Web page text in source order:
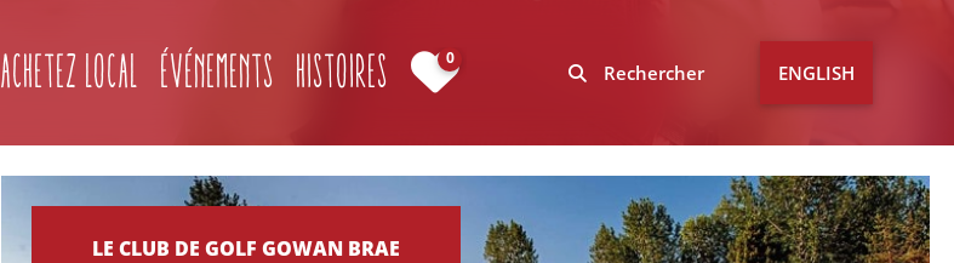
(current)
Achetez local Événements Histoires 0
Rechercher ENGLISH
LE CLUB DE GOLF GOWAN BRAE